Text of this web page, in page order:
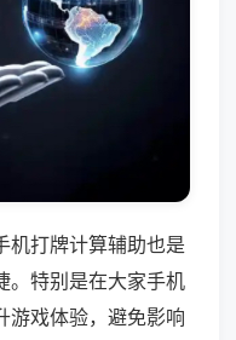
机打牌计算辅助也是
。特别是在大家手机
游戏体验，避免影响